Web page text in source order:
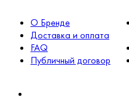
О Бренде
Доставка и оплата
FAQ
Публичный договор